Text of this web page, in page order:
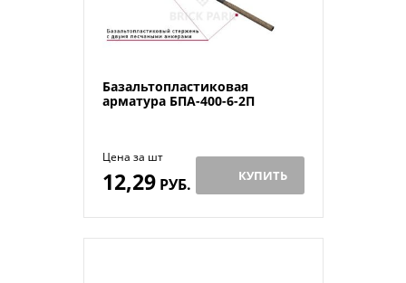
Базальтопластиковая
арматура БПА-400-6-2П
Цена за шт
12,29РУБ. КУПИТЬ